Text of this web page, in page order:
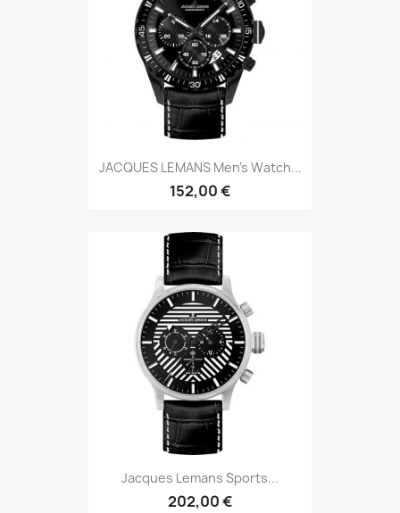
JACQUES LEMANS Men's Watch...
152,00 €
Jacques Lemans Sports...
202,00 €